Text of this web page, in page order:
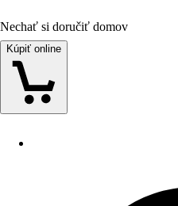
Nechať si doručiť domov
Kúpiť online